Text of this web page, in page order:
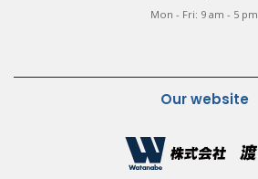
Mon - Fri: 9 am - 5 pm
Our website